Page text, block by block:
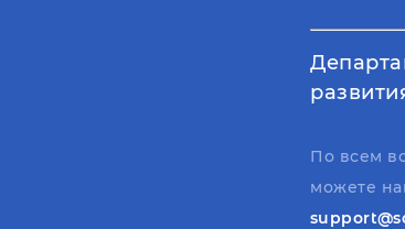
По всем
можете